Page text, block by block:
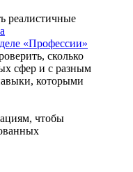
реалистичные
«Профессии»
сколько
сфер и с разным
которыми
чтобы